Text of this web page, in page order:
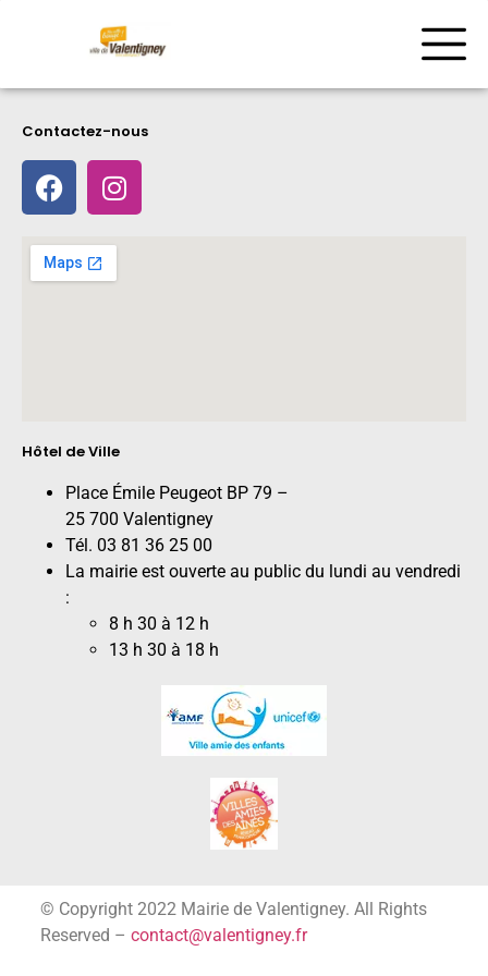
Contactez-nous
Hôtel de Ville
Place Émile Peugeot BP 79 –
25 700 Valentigney
Tél. 03 81 36 25 00
La mairie est ouverte au public du lundi au vendredi
:
8 h 30 à 12 h
13 h 30 à 18 h
© Copyright 2022 Mairie de Valentigney. All Rights
Reserved – contact@valentigney.fr